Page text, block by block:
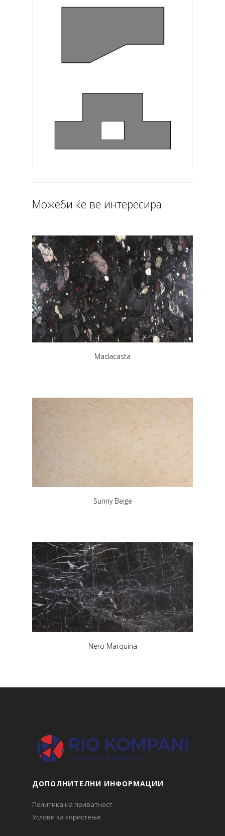
Можеби ќе ве интересира
Madacasta
Sunny Beige
Nero Marquina
ДОПОЛНИТЕЛНИ ИНФОРМАЦИИ
Политика на приватност
Услови за користење